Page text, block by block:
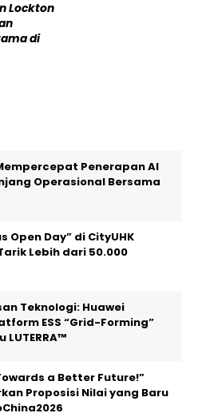
Lockton
di
Penerapan AI
Operasional Bersama
Open Day” di CityUHK
Lebih dari 50.000
Teknologi: Huawei
ESS “Grid-Forming”
LUTERRA™
a Better Future!”
Proposisi Nilai yang Baru